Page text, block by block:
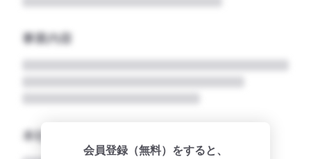
事業内容
本社所在地名
会員登録（無料）をすると、